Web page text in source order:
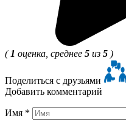
( 1 оценка, среднее 5 из 5 )
Поделиться с друзьями
Добавить комментарий
Имя *